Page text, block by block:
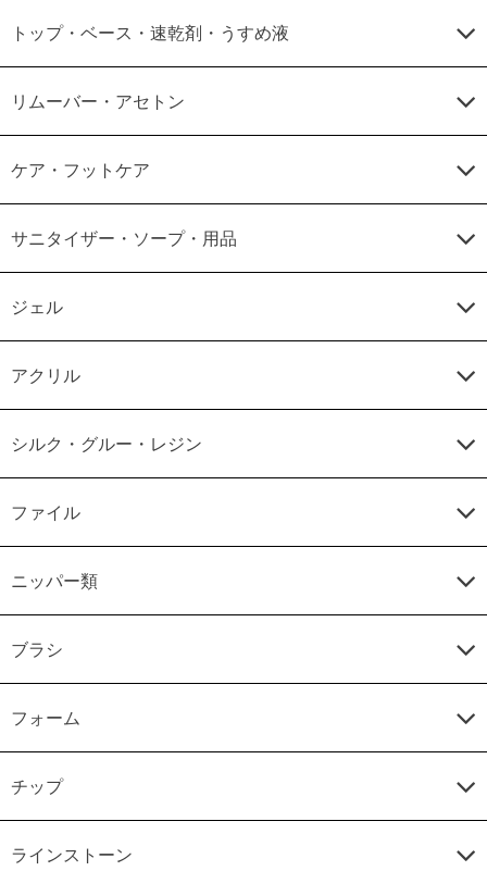
トップ・ベース・速乾剤・うすめ液
リムーバー・アセトン
ケア・フットケア
サニタイザー・ソープ・用品
ジェル
アクリル
シルク・グルー・レジン
ファイル
ニッパー類
ブラシ
フォーム
チップ
ラインストーン